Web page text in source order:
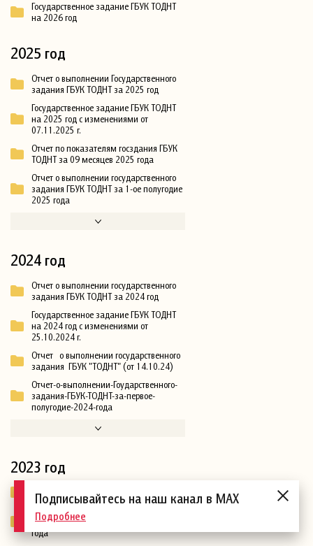
Государственное задание ГБУК ТОДНТ
на 2026 год
2025 год
Отчет о выполнении Государственного
задания ГБУК ТОДНТ за 2025 год
Государственное задание ГБУК ТОДНТ
на 2025 год с изменениями от
07.11.2025 г.
Отчет по показателям госздания ГБУК
ТОДНТ за 09 месяцев 2025 года
Отчет о выполнении государственного
задания ГБУК ТОДНТ за 1-ое полугодие
2025 года
2024 год
Отчет о выполнении государственного
задания ГБУК ТОДНТ за 2024 год
Государственное задание ГБУК ТОДНТ
на 2024 год с изменениями от
25.10.2024 г.
Отчет о выполнении государственного
задания ГБУК "ТОДНТ" (от 14.10.24)
Отчет-о-выполнении-Гоударственного-
задания-ГБУК-ТОДНТ-за-первое-
полугодие-2024-года
2023 год
Отчет ГБУК ТОДНТ по ГЗ за 2023 год
Отчет о выполнении государственого
задания ГБУК ТОДНТ за 9 месяцев 2023
года
Подписывайтесь на наш канал в MAX
Подробнее